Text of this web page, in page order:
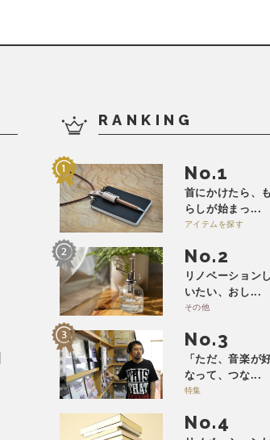
RANKING
No.
首にかけたら、
らしが始まっ...
アイテムを探す
No.
リノベーション
いたい、おし...
その他
No.
「ただ、音楽が
なって、つな...
特集
No.